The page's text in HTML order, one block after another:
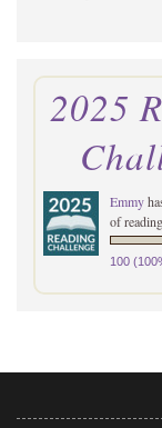
2025
Emmy
of
100